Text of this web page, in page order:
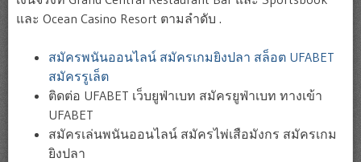
และ Ocean Casino Resort ตามลำดับ .
สมัครพนันออนไลน์ สมัครเกมยิงปลา สล็อต UFABET
สมัครรูเล็ต
ติดต่อ UFABET เว็บยูฟ่าเบท สมัครยูฟ่าเบท ทางเข้า
UFABET
สมัครเล่นพนันออนไลน์ สมัครไพ่เสือมังกร สมัครเกม
ยิงปลา